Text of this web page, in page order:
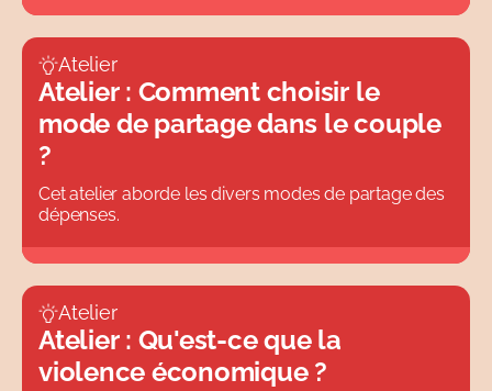
Atelier
Atelier : Comment choisir le
mode de partage dans le couple
?
Cet atelier aborde les divers modes de partage des
dépenses.
Atelier
Atelier : Qu'est-ce que la
violence économique ?